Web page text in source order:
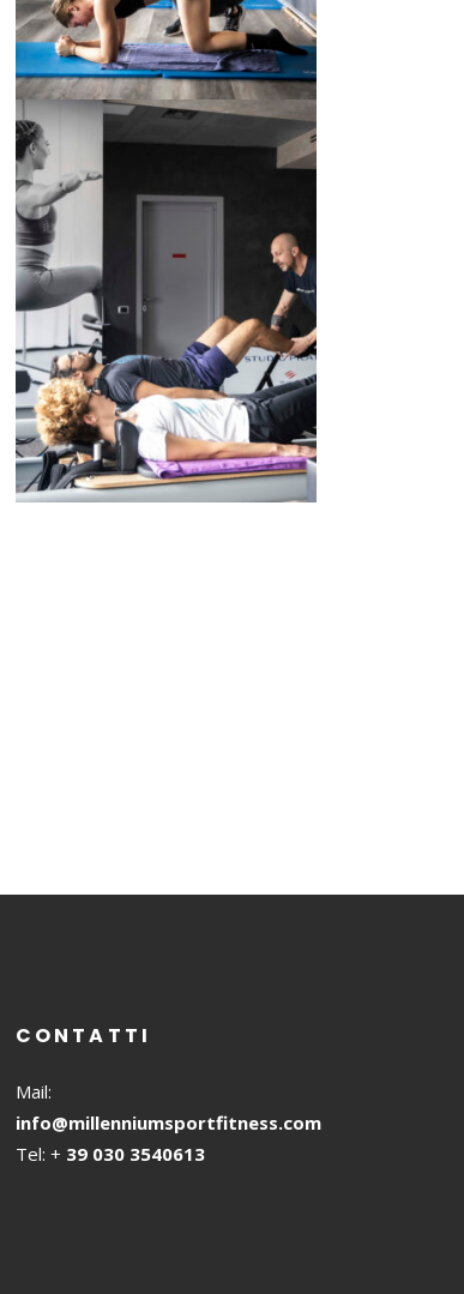
CONTATTI
Mail:
info@millenniumsportfitness.com
Tel: + 39 030 3540613